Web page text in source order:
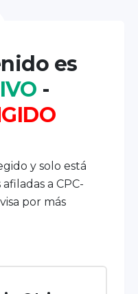
es
-
y solo está
a CPC-
por más